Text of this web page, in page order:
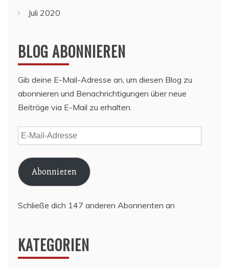
Juli 2020
BLOG ABONNIEREN
Gib deine E-Mail-Adresse an, um diesen Blog zu
abonnieren und Benachrichtigungen über neue
Beiträge via E-Mail zu erhalten.
E-
Mail-
Adresse
Abonnieren
Schließe dich 147 anderen Abonnenten an
KATEGORIEN